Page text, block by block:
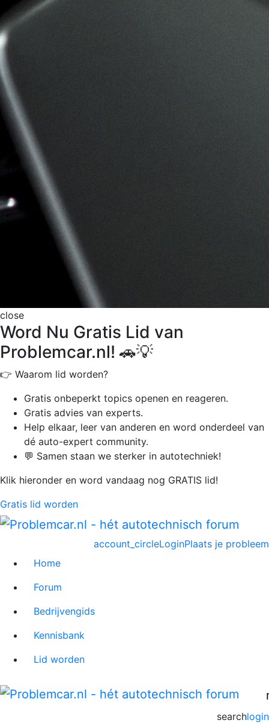
close
Word Nu Gratis Lid van
Problemcar.nl! 🚗💡
👉 Waarom lid worden?
Gratis onbeperkt topics openen en reageren.
Gratis advies van experts.
Help elkaar, leer van anderen en word onderdeel van
dé auto-expert community.
💬 Samen staan we sterker in autotechniek!
Klik hieronder en word vandaag nog GRATIS lid!
Gratis lid worden
Plaats je probleem
account_circleLogin
Home
Forum
Bedrijvengids
Kennisbank
Lid worden
login
search